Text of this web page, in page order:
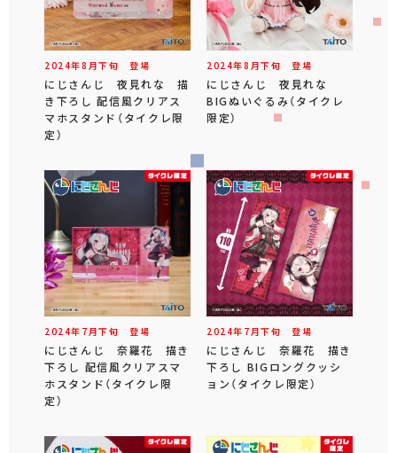
2024年8 月下旬 登場
にじさんじ 夜見れな 描
き下ろし 配信風クリアス
マホスタンド（タイクレ限
定）
2024年8 月下旬 登場
にじさんじ 夜見れな
BIGぬいぐるみ（タイクレ
限定）
2024年 7 月下旬 登場
にじさんじ 奈羅花 描き
下ろし 配信風クリアスマ
ホスタンド（タイクレ限
定）
2024年 7 月下旬 登場
にじさんじ 奈羅花 描き
下ろし BIGロングクッシ
ョン（タイクレ限定）